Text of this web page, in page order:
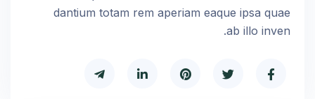
dantium totam rem aperiam eaque ipsa quae
ab illo inven.